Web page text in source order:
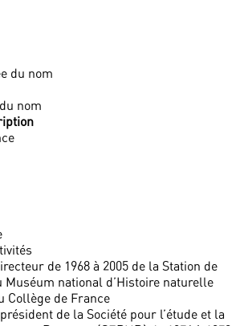
du nom
nom
de 1968 à 2005 de la Station de
Muséum national d’Histoire naturelle
Collège de France
de la Société pour l’étude et la